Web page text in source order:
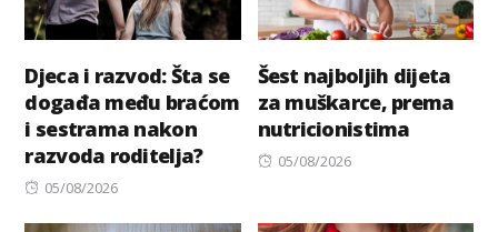
Djeca i razvod: Šta se
događa među braćom
i sestrama nakon
razvoda roditelja?
Posted
05/08/2026
Šest najboljih dijeta
za muškarce, prema
nutricionistima
Posted
05/08/2026